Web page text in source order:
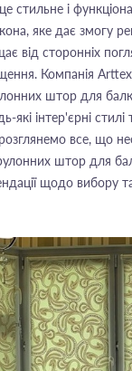
стильне і
яке дає змогу
від сторонніх
Компанія
штор для
які інтер'єрні
все, що
штор для
щодо вибору